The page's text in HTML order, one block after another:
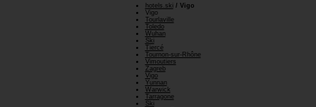
hotels.ski / Vigo
Vigo
Tourlaville
Toledo
Wuhan
Ski
Tiercé
Tournon-sur-Rhône
Vimoutiers
Zagreb
Vigo
Yunnan
Warwick
Tarragone
Ski